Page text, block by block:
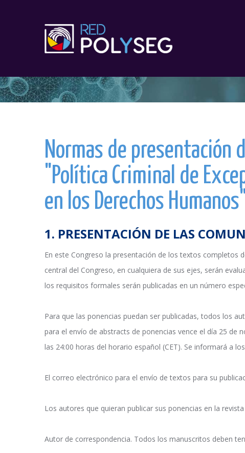
Normas de presentación
"Política Criminal de
en los Derechos Humanos"
1. PRESENTACIÓN DE LAS
En este Congreso la presentación de los textos completos
central del Congreso, en cualquiera de sus ejes, serán
los requisitos formales serán publicadas en un número
Para que las ponencias puedan ser publicadas, todos los
para el envío de abstracts de ponencias vence el día 25 de
las 24:00 horas del horario español (CET). Se informará a
El correo electrónico para el envío de textos para su
Los autores que quieran publicar sus ponencias en la
Autor de correspondencia. Todos los manuscritos deben